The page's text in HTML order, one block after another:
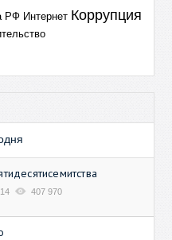
РФ Интернет Коррупция
407 970